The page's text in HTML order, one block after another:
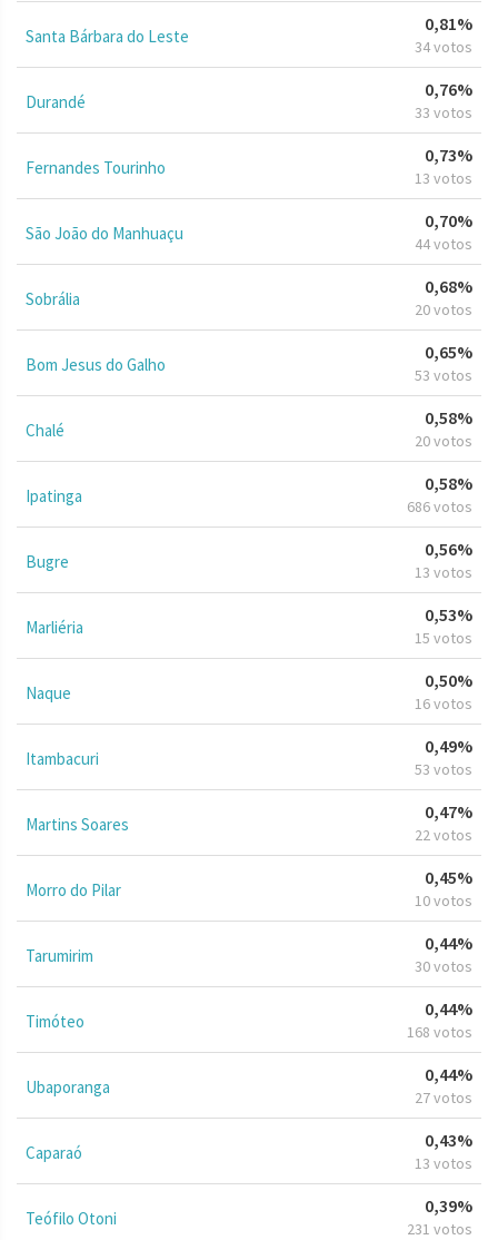
Santa Bárbara do Leste
0,81%
34 votos
Durandé
0,76%
33 votos
Fernandes Tourinho
0,73%
13 votos
São João do Manhuaçu
0,70%
44 votos
Sobrália
0,68%
20 votos
Bom Jesus do Galho
0,65%
53 votos
Chalé
0,58%
20 votos
Ipatinga
0,58%
686 votos
Bugre
0,56%
13 votos
Marliéria
0,53%
15 votos
Naque
0,50%
16 votos
Itambacuri
0,49%
53 votos
Martins Soares
0,47%
22 votos
Morro do Pilar
0,45%
10 votos
Tarumirim
0,44%
30 votos
Timóteo
0,44%
168 votos
Ubaporanga
0,44%
27 votos
Caparaó
0,43%
13 votos
Teófilo Otoni
0,39%
231 votos